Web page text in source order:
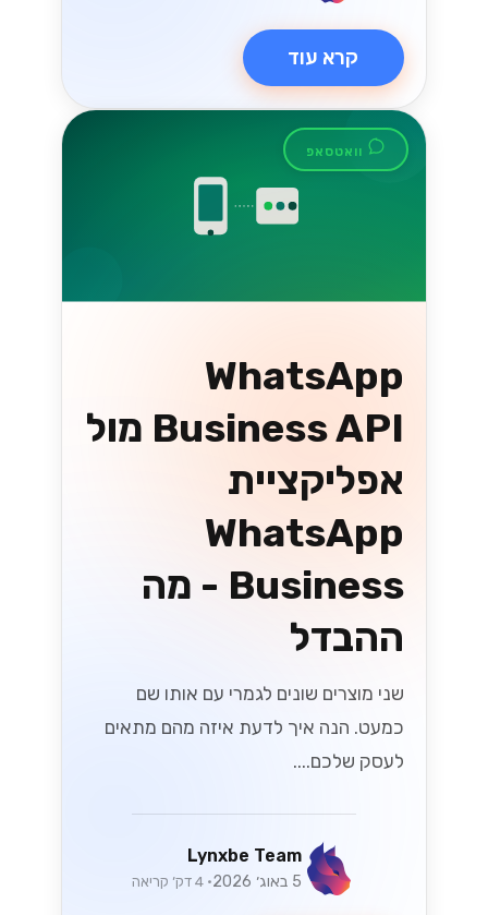
קרא עוד
וואטסאפ
WhatsApp
Business API מול
אפליקציית
WhatsApp
Business - מה
ההבדל
שני מוצרים שונים לגמרי עם אותו שם
כמעט. הנה איך לדעת איזה מהם מתאים
לעסק שלכם....
Lynxbe Team
5 באוג׳ 2026 • 4 דק׳ קריאה